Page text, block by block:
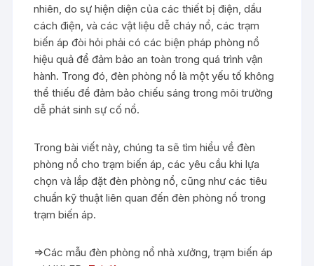
nhiên, do sự hiện diện của các thiết bị điện, dầu
cách điện, và các vật liệu dễ cháy nổ, các trạm
biến áp đòi hỏi phải có các biện pháp phòng nổ
hiệu quả để đảm bảo an toàn trong quá trình vận
hành. Trong đó, đèn phòng nổ là một yếu tố không
thể thiếu để đảm bảo chiếu sáng trong môi trường
dễ phát sinh sự cố nổ.
Trong bài viết này, chúng ta sẽ tìm hiểu về đèn
phòng nổ cho trạm biến áp, các yêu cầu khi lựa
chọn và lắp đặt đèn phòng nổ, cũng như các tiêu
chuẩn kỹ thuật liên quan đến đèn phòng nổ trong
trạm biến áp.
=>Các mẫu đèn phòng nổ nhà xưởng, trạm biến áp